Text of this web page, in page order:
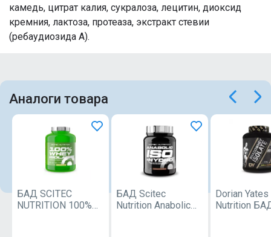
камедь, цитрат калия, сукралоза, лецитин, диоксид
кремния, лактоза, протеаза, экстракт стевии
(ребаудиозида А).
Аналоги товара
БАД SCITEC
NUTRITION 100%
БАД Scitec
Nutrition Anabolic
Dorian Yates
Nutrition